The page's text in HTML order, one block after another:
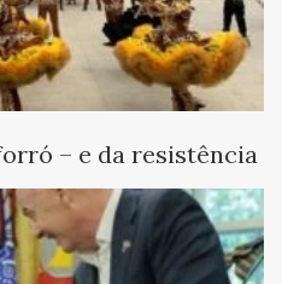
– e da resistência